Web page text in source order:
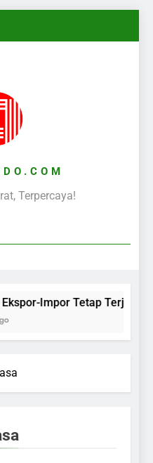
Terpercaya!
Impor Tetap Terjaga